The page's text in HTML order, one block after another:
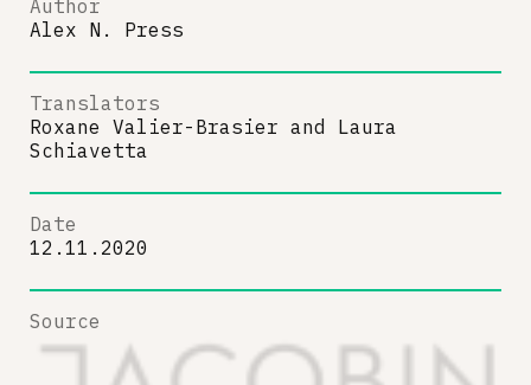
Author
Alex N. Press
Translators
Roxane Valier-Brasier and Laura
Schiavetta
Date
12.11.2020
Source